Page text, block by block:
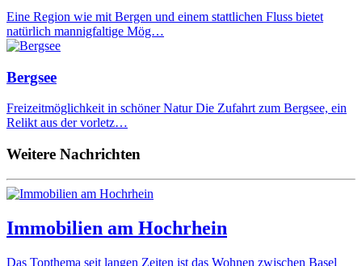
Eine Region wie mit Bergen und einem stattlichen Fluss bietet
natürlich mannigfaltige Mög…
Bergsee
Freizeitmöglichkeit in schöner Natur Die Zufahrt zum Bergsee, ein
Relikt aus der vorletz…
Weitere Nachrichten
Immobilien am Hochrhein
Das Topthema seit langen Zeiten ist das Wohnen zwischen Basel